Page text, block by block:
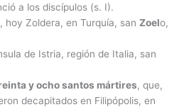
a los discípulos (s. I).
hoy Zoldera, en Turquía, sanZoelo,
de Istria, región de Italia, san
y ocho santos mártires, que,
decapitados en Filipópolis, en